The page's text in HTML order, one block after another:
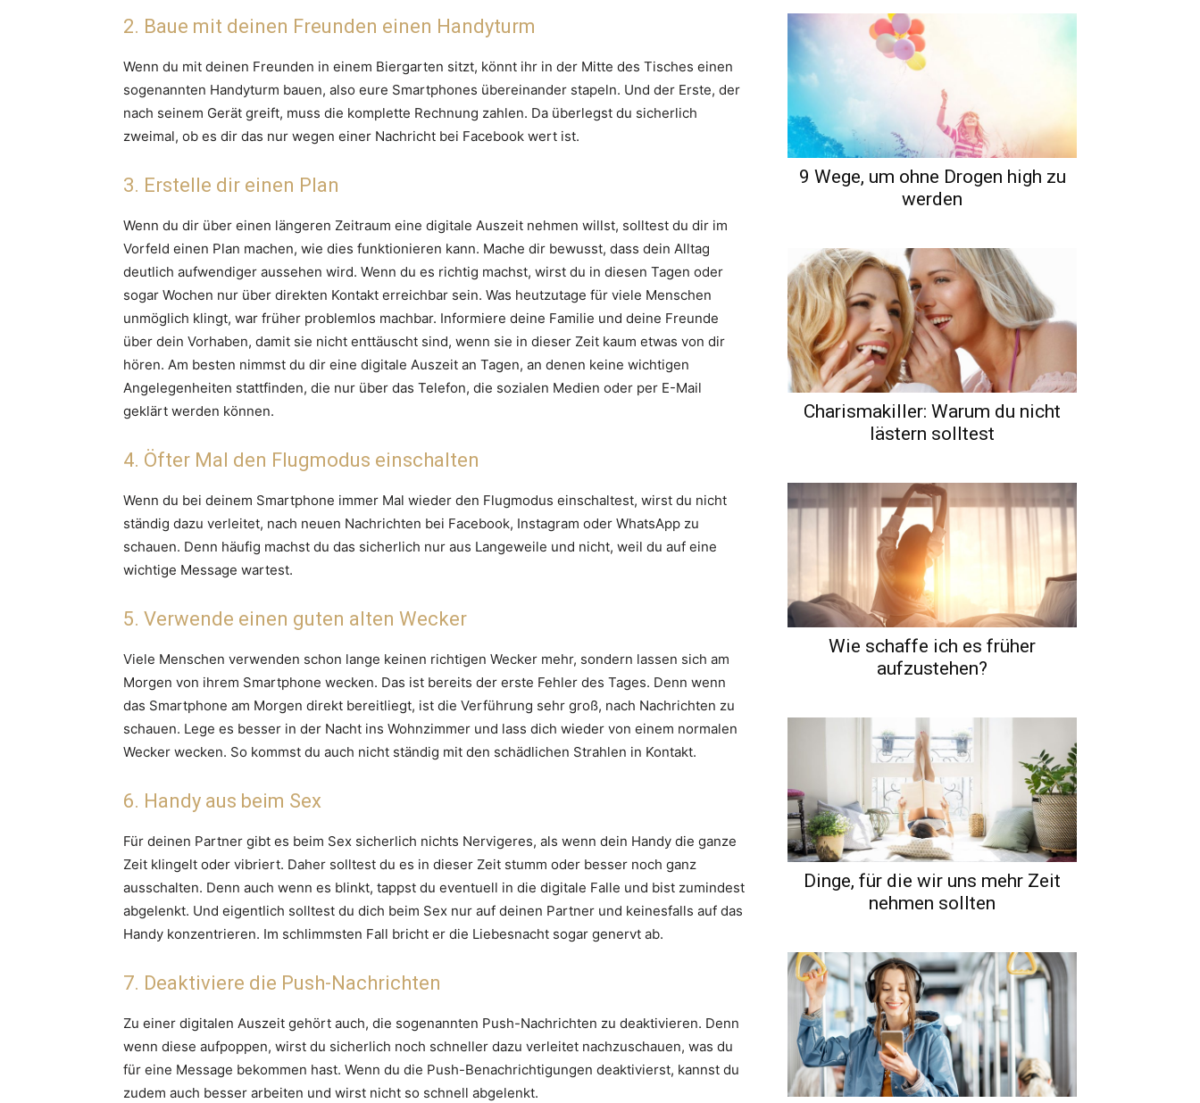
2. Baue mit deinen Freunden einen Handyturm
Wenn du mit deinen Freunden in einem Biergarten sitzt, könnt ihr in der Mitte des Tisches einen
sogenannten Handyturm bauen, also eure Smartphones übereinander stapeln. Und der Erste, der
nach seinem Gerät greift, muss die komplette Rechnung zahlen. Da überlegst du sicherlich
zweimal, ob es dir das nur wegen einer Nachricht bei Facebook wert ist.
3. Erstelle dir einen Plan
Wenn du dir über einen längeren Zeitraum eine digitale Auszeit nehmen willst, solltest du dir im
Vorfeld einen Plan machen, wie dies funktionieren kann. Mache dir bewusst, dass dein Alltag
deutlich aufwendiger aussehen wird. Wenn du es richtig machst, wirst du in diesen Tagen oder
sogar Wochen nur über direkten Kontakt erreichbar sein. Was heutzutage für viele Menschen
unmöglich klingt, war früher problemlos machbar. Informiere deine Familie und deine Freunde
über dein Vorhaben, damit sie nicht enttäuscht sind, wenn sie in dieser Zeit kaum etwas von dir
hören. Am besten nimmst du dir eine digitale Auszeit an Tagen, an denen keine wichtigen
Angelegenheiten stattfinden, die nur über das Telefon, die sozialen Medien oder per E-Mail
geklärt werden können.
4. Öfter Mal den Flugmodus einschalten
Wenn du bei deinem Smartphone immer Mal wieder den Flugmodus einschaltest, wirst du nicht
ständig dazu verleitet, nach neuen Nachrichten bei Facebook, Instagram oder WhatsApp zu
schauen. Denn häufig machst du das sicherlich nur aus Langeweile und nicht, weil du auf eine
wichtige Message wartest.
5. Verwende einen guten alten Wecker
Viele Menschen verwenden schon lange keinen richtigen Wecker mehr, sondern lassen sich am
Morgen von ihrem Smartphone wecken. Das ist bereits der erste Fehler des Tages. Denn wenn
das Smartphone am Morgen direkt bereitliegt, ist die Verführung sehr groß, nach Nachrichten zu
schauen. Lege es besser in der Nacht ins Wohnzimmer und lass dich wieder von einem normalen
Wecker wecken. So kommst du auch nicht ständig mit den schädlichen Strahlen in Kontakt.
6. Handy aus beim Sex
Für deinen Partner gibt es beim Sex sicherlich nichts Nervigeres, als wenn dein Handy die ganze
Zeit klingelt oder vibriert. Daher solltest du es in dieser Zeit stumm oder besser noch ganz
ausschalten. Denn auch wenn es blinkt, tappst du eventuell in die digitale Falle und bist zumindest
abgelenkt. Und eigentlich solltest du dich beim Sex nur auf deinen Partner und keinesfalls auf das
Handy konzentrieren. Im schlimmsten Fall bricht er die Liebesnacht sogar genervt ab.
7. Deaktiviere die Push-Nachrichten
Zu einer digitalen Auszeit gehört auch, die sogenannten Push-Nachrichten zu deaktivieren. Denn
wenn diese aufpoppen, wirst du sicherlich noch schneller dazu verleitet nachzuschauen, was du
für eine Message bekommen hast. Wenn du die Push-Benachrichtigungen deaktivierst, kannst du
zudem auch besser arbeiten und wirst nicht so schnell abgelenkt.
9 Wege, um ohne Drogen high zu
werden
Charismakiller: Warum du nicht
lästern solltest
Wie schaffe ich es früher
aufzustehen?
Dinge, für die wir uns mehr Zeit
nehmen sollten